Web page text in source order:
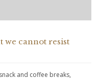
we cannot resist
and coffee breaks,